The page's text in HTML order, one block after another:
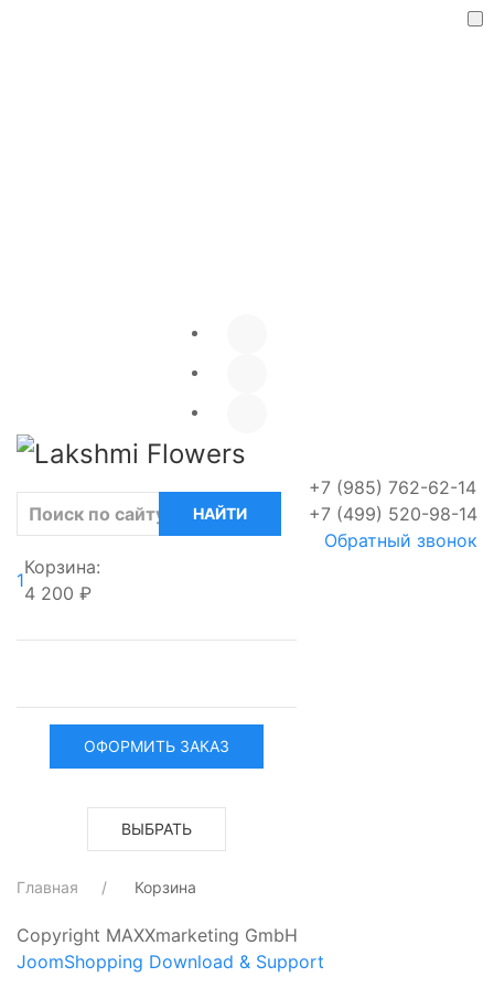
+7 (985) 762-62-14
+7 (499) 520-98-14
Обратный звонок
1
Корзина:
4 200 ₽
ОФОРМИТЬ ЗАКАЗ
ВЫБРАТЬ
Главная Корзина
Copyright MAXXmarketing GmbH
JoomShopping Download & Support